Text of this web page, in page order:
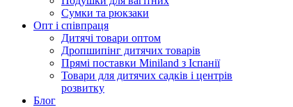
Сумки та рюкзаки
Опт і співпраця
Дитячі товари оптом
Дропшипінг дитячих товарів
Прямі поставки Miniland з Іспанії
Товари для дитячих садків і центрів
розвитку
Блог